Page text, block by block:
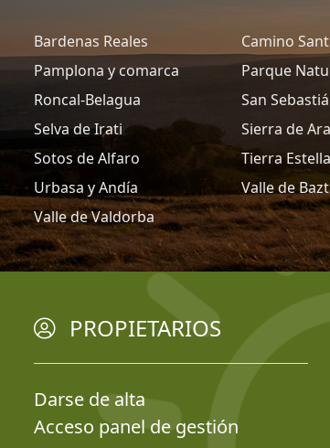
Bardenas Reales
Camino
Pamplona y comarca
Parque
Roncal-Belagua
San
Selva de Irati
Sierra de
Sotos de Alfaro
Tierra Estella
Urbasa y Andía
Valle de
Valle de Valdorba
PROPIETARIOS
Darse de alta
Acceso panel de gestión